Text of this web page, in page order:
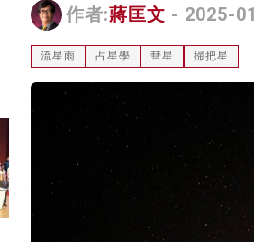
作者:蔣匡文 - 2025-
流星雨 占星學 彗星 掃把星